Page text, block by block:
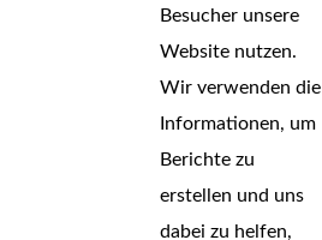
Besucher unsere
Website nutzen.
Wir verwenden die
Informationen, um
Berichte zu
erstellen und uns
dabei zu helfen,